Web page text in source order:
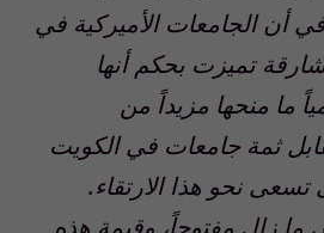
أن الجامعات الأميركية في
تميزت بحكم أنها
ما منحها مزيداً من
ثمة جامعات في الكويت
نحو هذا الارتقاء.
ما زال مفتوحاً، وقيمة هذه